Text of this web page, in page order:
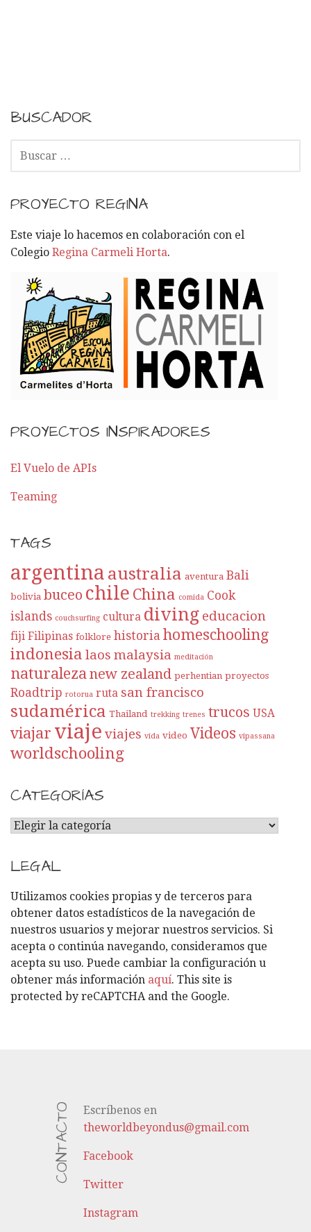
BUSCADOR
C
R
:
PROYECTO REGINA
Este viaje lo hacemos en colaboración con el
Colegio Regina Carmeli Horta.
PROYECTOS INSPIRADORES
El Vuelo de APIs
Teaming
TAGS
argentina australia aventura Bali
bolivia buceo chile China comida Cook
islands couchsurfing cultura diving educacion
fiji Filipinas folklore historia homeschooling
indonesia laos malaysia meditación
naturaleza new zealand perhentian proyectos
Roadtrip rotorua ruta san francisco
sudamérica Thailand trekking trenes trucos USA
viajar viaje viajes vida video Videos vipassana
worldschooling
CATEGORÍAS
C
T
E
G
O
R
Í
A
S
LEGAL
Utilizamos cookies propias y de terceros para
obtener datos estadísticos de la navegación de
nuestros usuarios y mejorar nuestros servicios. Si
acepta o continúa navegando, consideramos que
acepta su uso. Puede cambiar la configuración u
obtener más información aquí. This site is
protected by reCAPTCHA and the Google.
CONTACTO
Escríbenos en
theworldbeyondus@gmail.com
Facebook
Twitter
Instagram